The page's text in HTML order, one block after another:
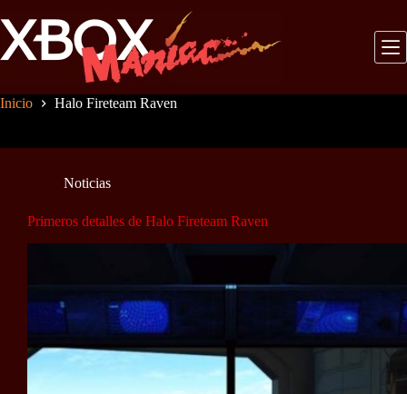
al
contenido
Inicio Halo Fireteam Raven
Noticias
Primeros detalles de Halo Fireteam Raven